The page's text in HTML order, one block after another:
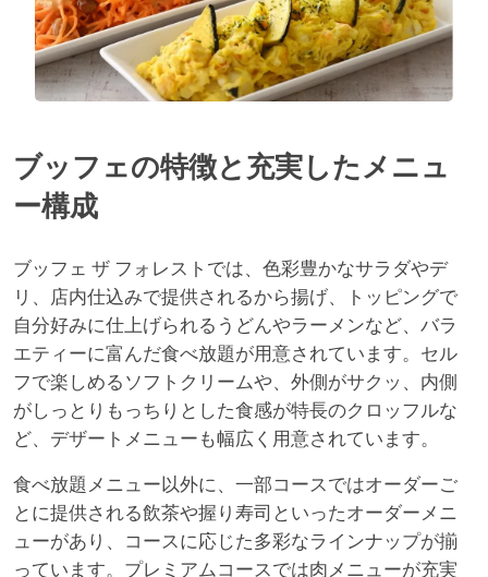
ブッフェの特徴と充実したメニュ
ー構成
ブッフェ ザ フォレストでは、色彩豊かなサラダやデ
リ、店内仕込みで提供されるから揚げ、トッピングで
自分好みに仕上げられるうどんやラーメンなど、バラ
エティーに富んだ食べ放題が用意されています。セル
フで楽しめるソフトクリームや、外側がサクッ、内側
がしっとりもっちりとした食感が特長のクロッフルな
ど、デザートメニューも幅広く用意されています。
食べ放題メニュー以外に、一部コースではオーダーご
とに提供される飲茶や握り寿司といったオーダーメニ
ューがあり、コースに応じた多彩なラインナップが揃
っています。プレミアムコースでは肉メニューが充実